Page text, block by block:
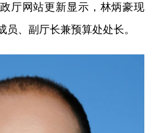
厅网站更新显示，林炳豪现
员、副厅长兼预算处处长。